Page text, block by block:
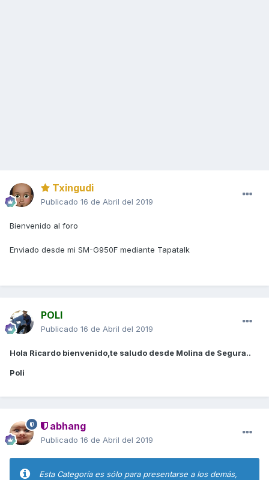
Txingudi
Publicado 16 de Abril del 2019
Bienvenido al foro
Enviado desde mi SM-G950F mediante Tapatalk
POLI
Publicado 16 de Abril del 2019
Hola Ricardo bienvenido,te saludo desde Molina de Segura..
Poli
abhang
Publicado 16 de Abril del 2019
Esta Categoría es sólo para presentarse a los demás,